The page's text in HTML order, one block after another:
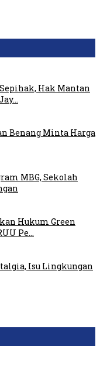
Hak Mantan
Benang Minta Harga
MBG, Sekolah
Hukum Green
Pe…
Isu Lingkungan